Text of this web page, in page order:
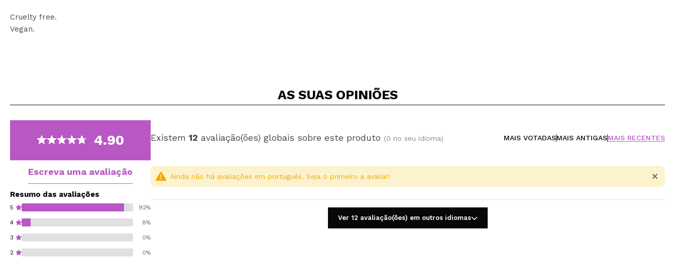
Cruelty free.
Vegan.
AS SUAS OPINIÕES
4.90
Escreva uma avaliação
Resumo das avaliações
5 92%
4 8%
3 0%
2 0%
Existem 12 avaliação(ões) globais sobre este produto (0 no seu idioma) MAIS VOTADASMAIS ANTIGASMAIS RECENTES
Ainda não há avaliações em português. Seja o primeiro a avaliar!
Ver 12 avaliação(ões) em outros idiomas